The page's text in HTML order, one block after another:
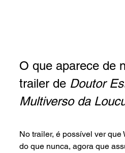
O que aparece de
trailer de Doutor
Multiverso da
No trailer, é possível ver que
do que nunca, agora que